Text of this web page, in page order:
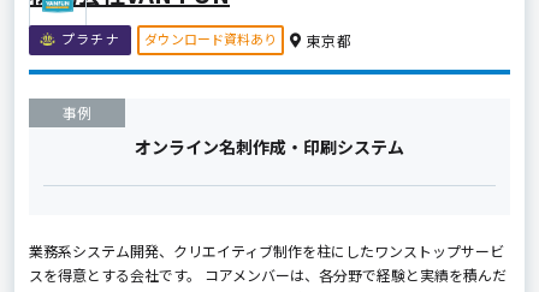
プラチナ ダウンロード資料あり 東京都
事例
オンライン名刺作成・印刷システム
業務系システム開発、クリエイティブ制作を柱にしたワンストップサービ
スを得意とする会社です。 コアメンバーは、各分野で経験と実績を積んだ